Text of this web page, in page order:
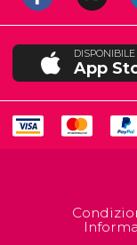
DISPONIBILE
App